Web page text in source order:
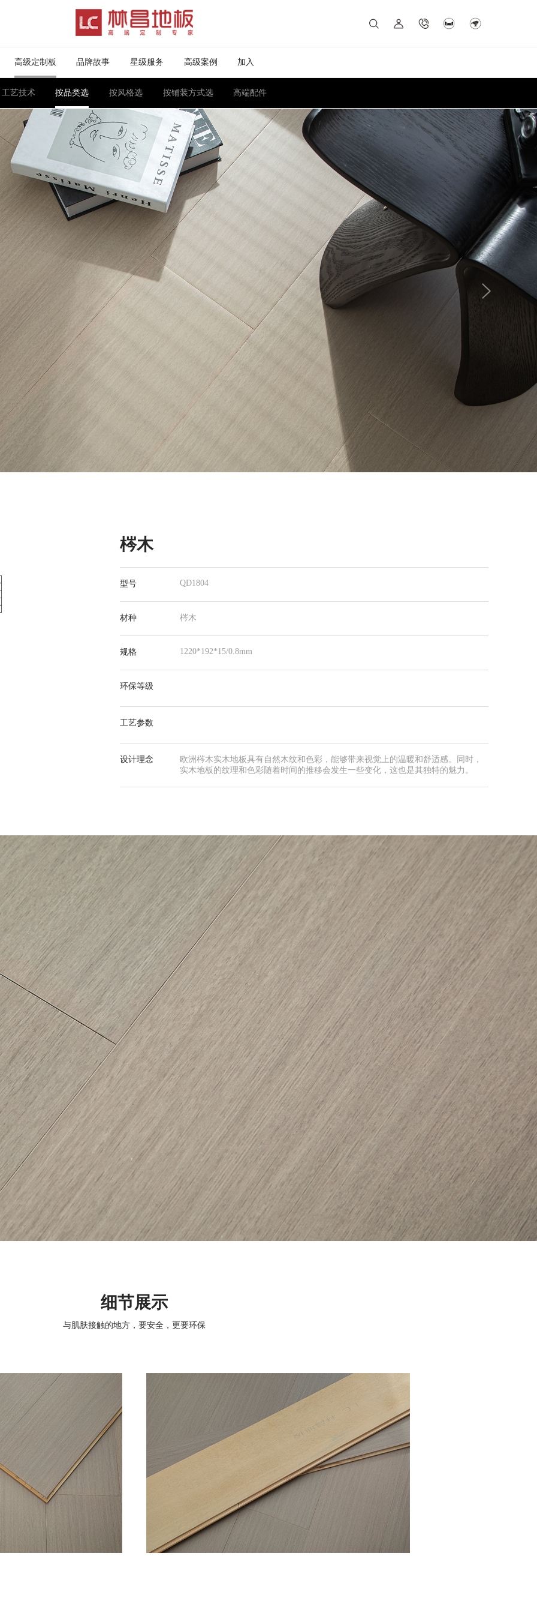
高级定制板 品牌故事 星级服务 高级案例 加入
工艺技术 按品类选 按风格选 按铺装方式选 高端配件
梣木
型号 QD1804
材种 梣木
规格 1220*192*15/0.8mm
环保等级
工艺参数
设计理念
欧洲梣木实木地板具有自然木纹和色彩，能够带来视觉上的温暖和舒适感。同时，
实木地板的纹理和色彩随着时间的推移会发生一些变化，这也是其独特的魅力。
细节展示
与肌肤接触的地方，要安全，更要环保